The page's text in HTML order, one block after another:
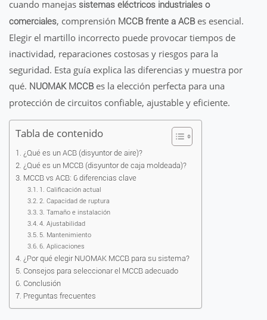
cuando manejas sistemas eléctricos industriales o
comerciales, comprensión MCCB frente a ACBes esencial.
Elegir el martillo incorrecto puede provocar tiempos de
inactividad, reparaciones costosas y riesgos para la
seguridad. Esta guía explica las diferencias y muestra por
qué. NUOMAK MCCBes la elección perfecta para una
protección de circuitos confiable, ajustable y eficiente.
Tabla de contenido
¿Qué es un ACB (disyuntor de aire)?
¿Qué es un MCCB (disyuntor de caja moldeada)?
MCCB vs ACB: 6 diferencias clave
1. Calificación actual
2. Capacidad de ruptura
3. Tamaño e instalación
4. Ajustabilidad
5. Mantenimiento
6. Aplicaciones
¿Por qué elegir NUOMAK MCCB para su sistema?
Consejos para seleccionar el MCCB adecuado
Conclusión
Preguntas frecuentes